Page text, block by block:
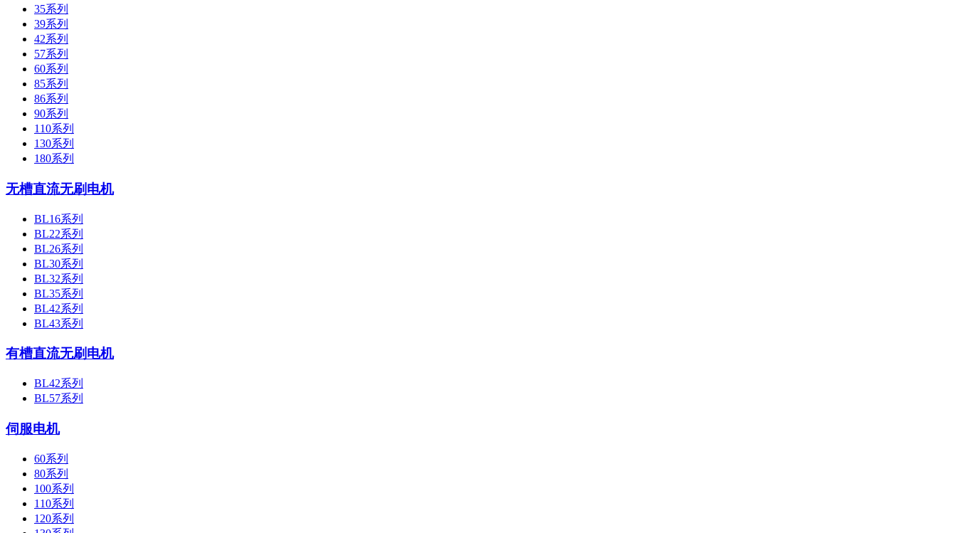
35系列
39系列
42系列
57系列
60系列
85系列
86系列
90系列
110系列
130系列
180系列
无槽直流无刷电机
BL16系列
BL22系列
BL26系列
BL30系列
BL32系列
BL35系列
BL42系列
BL43系列
有槽直流无刷电机
BL42系列
BL57系列
伺服电机
60系列
80系列
100系列
110系列
120系列